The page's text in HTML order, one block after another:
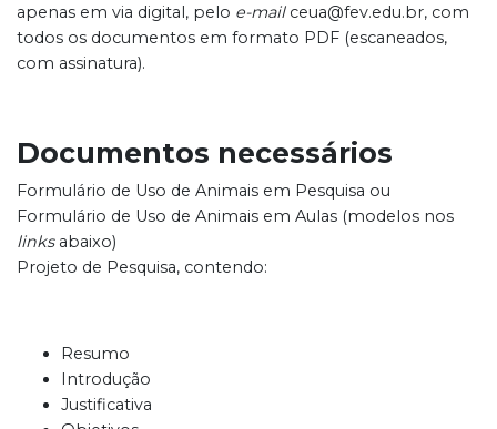
apenas em via digital, pelo e-mail ceua@fev.edu.br, com
todos os documentos em formato PDF (escaneados,
com assinatura).
Documentos necessários
Formulário de Uso de Animais em Pesquisa ou
Formulário de Uso de Animais em Aulas (modelos nos
linksabaixo)
Projeto de Pesquisa, contendo:
Resumo
Introdução
Justificativa